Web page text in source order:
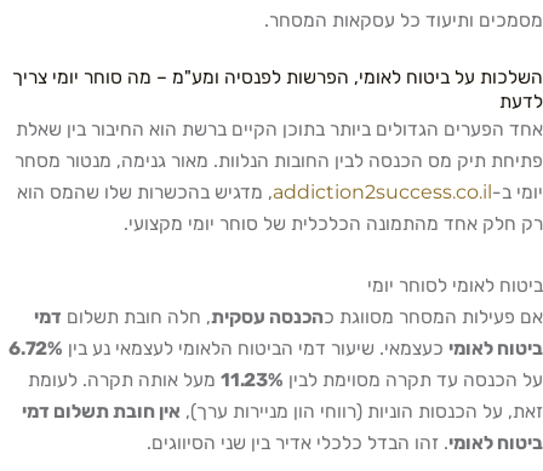
מסמכים ותיעוד כל עסקאות המסחר.
השלכות על ביטוח לאומי, הפרשות לפנסיה ומע"מ – מה סוחר יומי צריך
לדעת
אחד הפערים הגדולים ביותר בתוכן הקיים ברשת הוא החיבור בין שאלת
פתיחת תיק מס הכנסה לבין החובות הנלוות. מאור גנימה, מנטור מסחר
יומי ב- addiction2success.co.il, מדגיש בהכשרות שלו שהמס הוא
רק חלק אחד מהתמונה הכלכלית של סוחר יומי מקצועי.
ביטוח לאומי לסוחר יומי
אם פעילות המסחר מסווגת כהכנסה עסקית, חלה חובת תשלום דמי
ביטוח לאומי כעצמאי. שיעור דמי הביטוח הלאומי לעצמאי נע בין 6.72%
על הכנסה עד תקרה מסוימת לבין 11.23% מעל אותה תקרה. לעומת
זאת, על הכנסות הוניות (רווחי הון מניירות ערך), אין חובת תשלום דמי
ביטוח לאומי. זהו הבדל כלכלי אדיר בין שני הסיווגים.